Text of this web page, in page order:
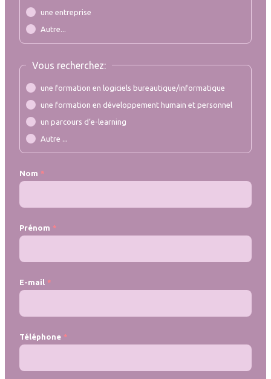
une entreprise
Autre...
Vous recherchez:
une formation en logiciels bureautique/informatique
une formation en développement humain et personnel
un parcours d’e-learning
Autre ...
Nom
Prénom
E-mail
Téléphone